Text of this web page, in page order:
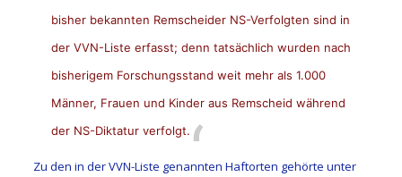
bisher bekannten Remscheider NS-Verfolgten sind in
der VVN-Liste erfasst; denn tatsächlich wurden nach
bisherigem Forschungsstand weit mehr als 1.000
Männer, Frauen und Kinder aus Remscheid während
der NS-Diktatur verfolgt.
Zu den in der VVN-Liste genannten Haftorten gehörte unter